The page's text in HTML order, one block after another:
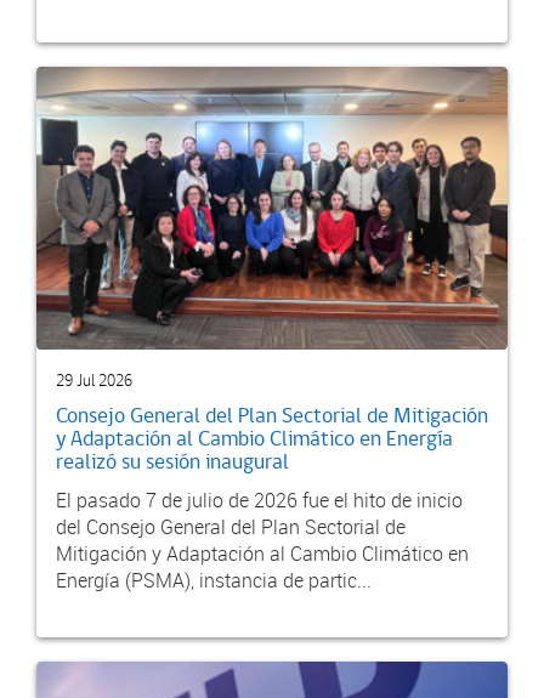
29 Jul 2026
Consejo General del Plan Sectorial de Mitigación
y Adaptación al Cambio Climático en Energía
realizó su sesión inaugural
El pasado 7 de julio de 2026 fue el hito de inicio
del Consejo General del Plan Sectorial de
Mitigación y Adaptación al Cambio Climático en
Energía (PSMA), instancia de partic...